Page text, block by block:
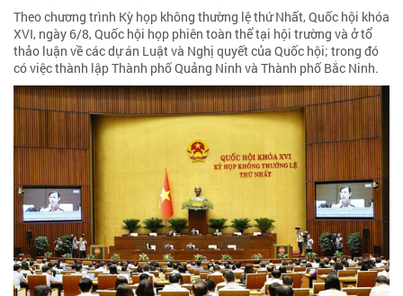
Theo chương trình Kỳ họp không thường lệ thứ Nhất, Quốc hội khóa
XVI, ngày 6/8, Quốc hội họp phiên toàn thể tại hội trường và ở tổ
thảo luận về các dự án Luật và Nghị quyết của Quốc hội; trong đó
có việc thành lập Thành phố Quảng Ninh và Thành phố Bắc Ninh.